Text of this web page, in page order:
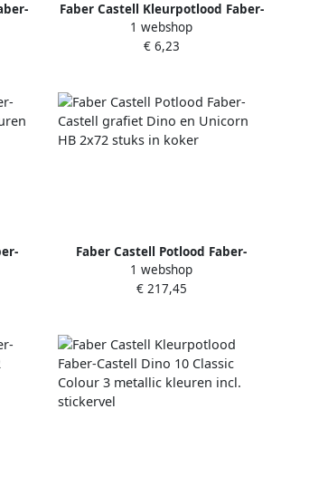
Faber Castell Kleurpotlood Faber-
Castell driekant kartonnen etui
Ã¡ 24 stuks
1 webshop
€ 6,23
Faber Castell Potlood Faber-
Castell grafiet Dino en Unicorn
HB 2x72 stuks in koker
1 webshop
€ 217,45